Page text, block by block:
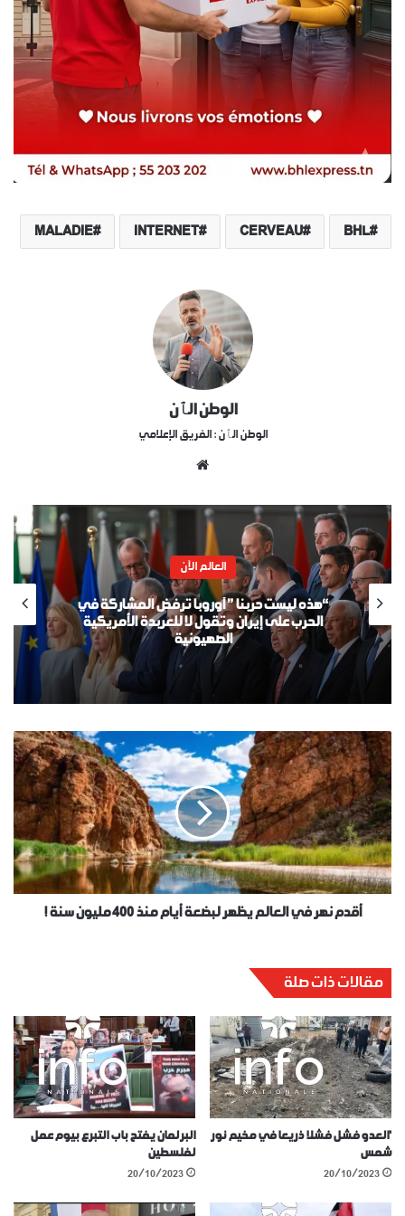
BHL
CERVEAU
INTERNET
MALADIE
الوطن الٱن
الوطن الٱن : الفريق الإعلامي
إقتصاد الوطن
سفينة بحرية روسية عملاقة تتحطم في المياه
الإقليمية الليبية التونسية
أقدم نهر في العالم يظهر لبضعة أيام منذ 400 مليون سنة !
مقالات ذات صلة
‘العدو فشل فشلا ذريعا في مخيم نور
شمس
20/10/2023
البرلمان يفتح باب التبرع بيوم عمل
لفلسطين
20/10/2023